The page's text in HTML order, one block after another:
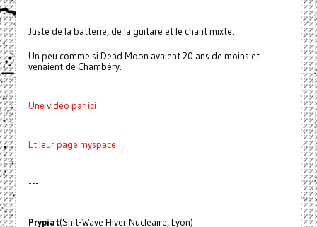
Juste de la batterie, de la guitare et le chant mixte.
Un peu comme si Dead Moon avaient 20 ans de moins et
venaient de Chambéry.
Une vidéo par ici
Et leur page myspace
---
Prypiat(Shit-Wave Hiver Nucléaire, Lyon)